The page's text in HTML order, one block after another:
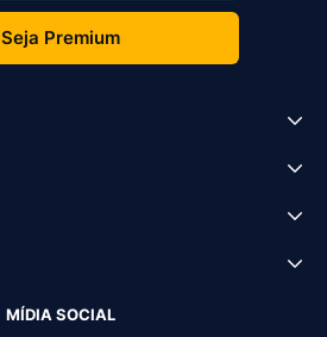
Seja Premium
MÍDIA SOCIAL